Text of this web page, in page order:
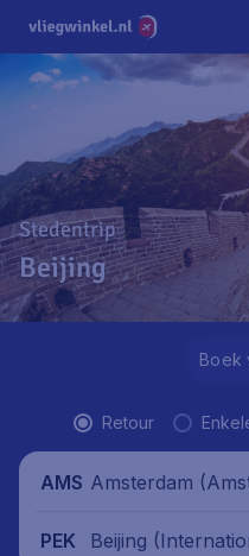
Stedentrip
Beijing
Boek
Retour
AMS Amsterdam
PEK
Beijing